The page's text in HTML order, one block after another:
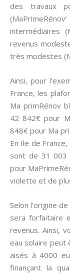
des travaux
intermédiaires
revenus
très modestes
Ainsi, pour
France, les
Ma primRénov
42 842€ pour
848€ pour Ma
En Ile de
sont de 31 003
pour
violette et de
Selon l’origine
sera forfaitaire
revenus. Ainsi,
eau solaire
aisés à 4000
finançant la